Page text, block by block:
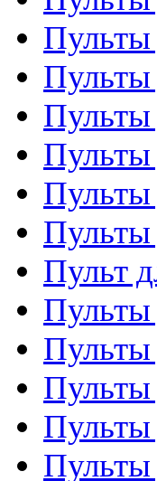
Пульты
Пульты
Пульты
Пульты
Пульты
Пульт
Пульты
Пульты
Пульты
Пульты
Пульты